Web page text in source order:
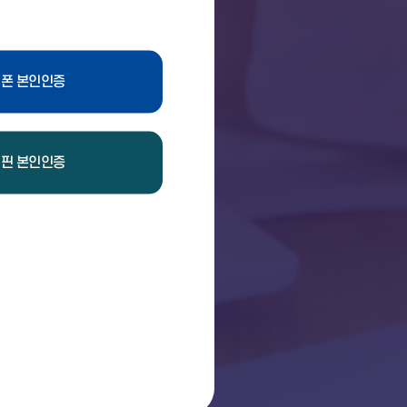
본인인증
본인인증